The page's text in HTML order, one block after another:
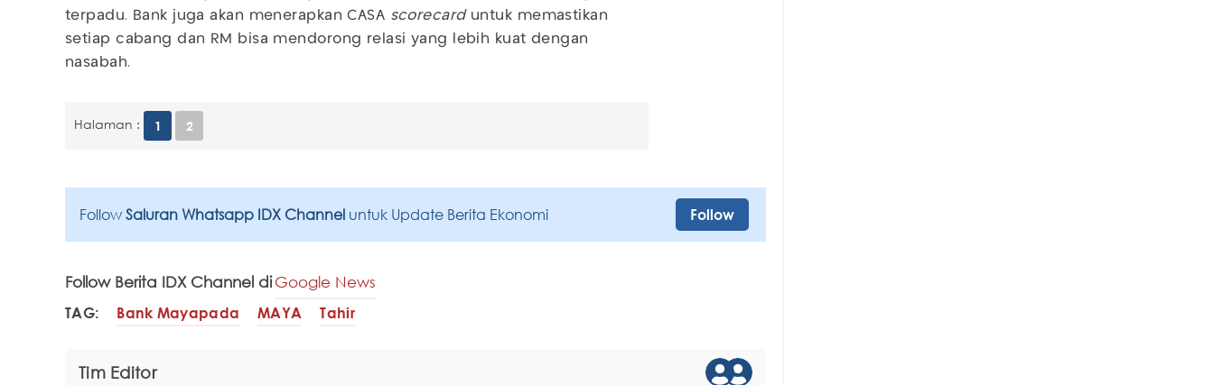
terpadu. Bank juga akan menerapkan CASA scorecarduntuk memastikan
setiap cabang dan RM bisa mendorong relasi yang lebih kuat dengan
nasabah.
Halaman : 1 2
Follow Saluran Whatsapp IDX Channel untuk Update Berita Ekonomi Follow
Follow Berita IDX Channel diGoogle News
TAG: Bank Mayapada MAYA Tahir
Tim Editor